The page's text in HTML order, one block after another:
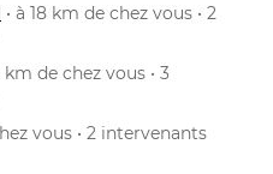
• à 18 km de chez vous • 2
km de chez vous • 3
vous • 2 intervenants